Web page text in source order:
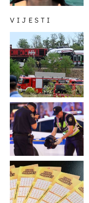
VIJESTI